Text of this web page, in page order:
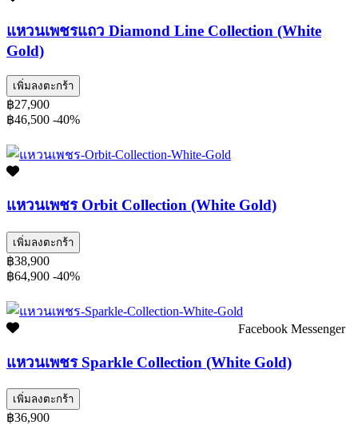
แหวนเพชรแถว Diamond Line Collection (White
Gold)
เพิ่มลงตะกร้า
฿27,900
฿46,500 -40%
แหวนเพชร Orbit Collection (White Gold)
เพิ่มลงตะกร้า
฿38,900
฿64,900 -40%
แหวนเพชร Sparkle Collection (White Gold)
เพิ่มลงตะกร้า
฿36,900
Facebook Messenger